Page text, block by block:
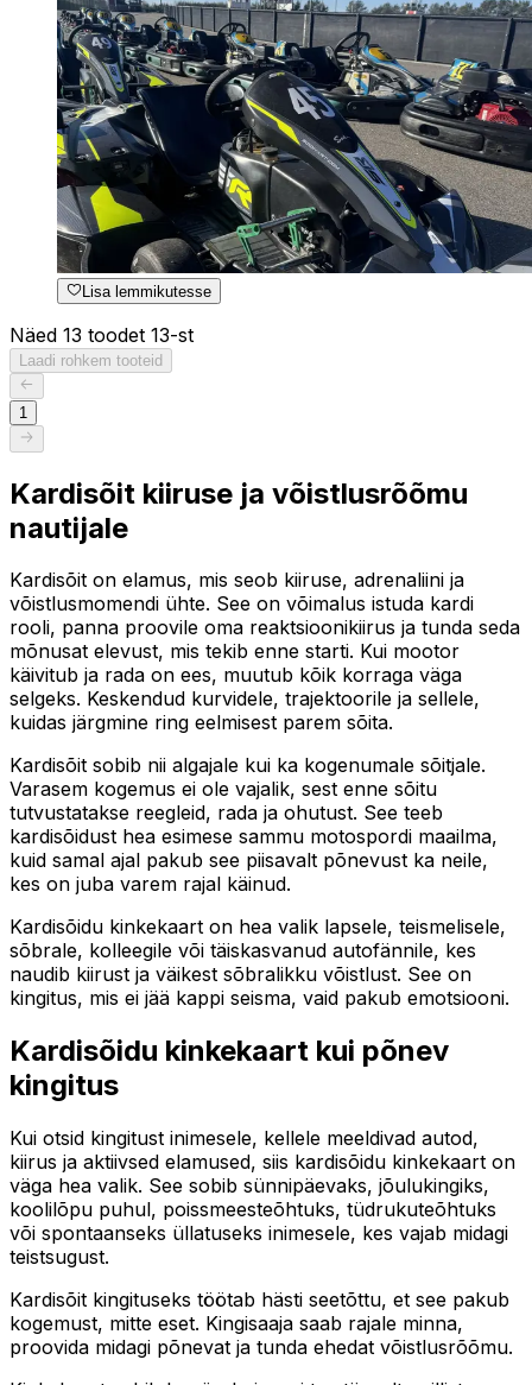
Lisa lemmikutesse
Näed 13 toodet 13-st
Laadi rohkem tooteid
1
Kardisõit kiiruse ja võistlusrõõmu
nautijale
Kardisõit on elamus, mis seob kiiruse, adrenaliini ja
võistlusmomendi ühte. See on võimalus istuda kardi
rooli, panna proovile oma reaktsioonikiirus ja tunda seda
mõnusat elevust, mis tekib enne starti. Kui mootor
käivitub ja rada on ees, muutub kõik korraga väga
selgeks. Keskendud kurvidele, trajektoorile ja sellele,
kuidas järgmine ring eelmisest parem sõita.
Kardisõit sobib nii algajale kui ka kogenumale sõitjale.
Varasem kogemus ei ole vajalik, sest enne sõitu
tutvustatakse reegleid, rada ja ohutust. See teeb
kardisõidust hea esimese sammu motospordi maailma,
kuid samal ajal pakub see piisavalt põnevust ka neile,
kes on juba varem rajal käinud.
Kardisõidu kinkekaart on hea valik lapsele, teismelisele,
sõbrale, kolleegile või täiskasvanud autofännile, kes
naudib kiirust ja väikest sõbralikku võistlust. See on
kingitus, mis ei jää kappi seisma, vaid pakub emotsiooni.
Kardisõidu kinkekaart kui põnev
kingitus
Kui otsid kingitust inimesele, kellele meeldivad autod,
kiirus ja aktiivsed elamused, siis kardisõidu kinkekaart on
väga hea valik. See sobib sünnipäevaks, jõulukingiks,
koolilõpu puhul, poissmeesteõhtuks, tüdrukuteõhtuks
või spontaanseks üllatuseks inimesele, kes vajab midagi
teistsugust.
Kardisõit kingituseks töötab hästi seetõttu, et see pakub
kogemust, mitte eset. Kingisaaja saab rajale minna,
proovida midagi põnevat ja tunda ehedat võistlusrõõmu.